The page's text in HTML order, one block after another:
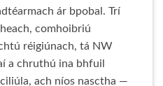
ár bpobal. Trí
comhoibriú
réigiúnach, tá NW
a chruthú ina bhfuil
ach níos nasctha —